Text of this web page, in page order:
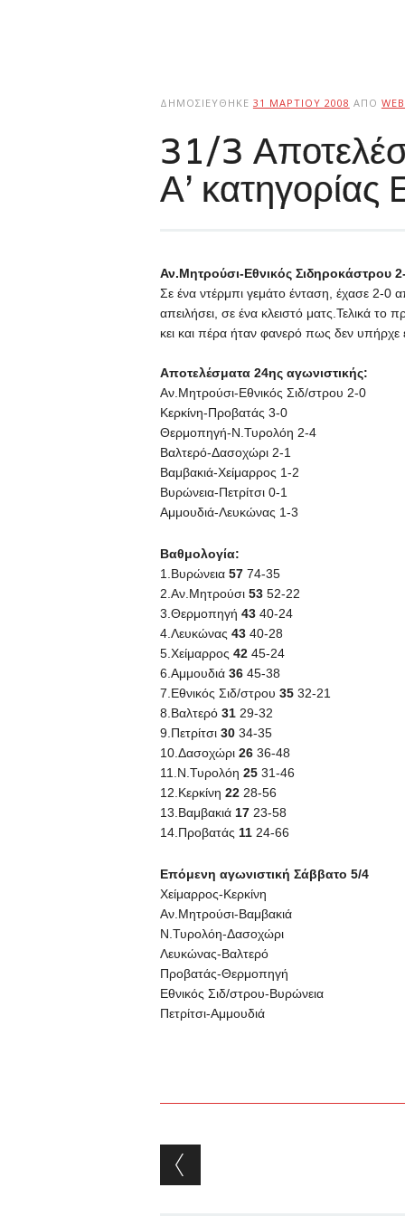
ΔΗΜΟΣΙΕΎΘΗΚΕ 31 ΜΑΡΤΊΟΥ 2008 ΑΠΌ
31/3
Α’
Αν.Μητρούσι-Εθνικός Σιδηροκάστρου
Σε ένα ντέρμπι γεμάτο ένταση, έχασε 2-0
απειλήσει, σε ένα κλειστό ματς.Τελικά
κει και πέρα ήταν φανερό πως δεν υπήρχε
Αποτελέσματα 24ης αγωνιστικής:
Αν.Μητρούσι-Εθνικός Σιδ/στρου 2-0
Κερκίνη-Προβατάς 3-0
Θερμοπηγή-Ν.Τυρολόη 2-4
Βαλτερό-Δασοχώρι 2-1
Βαμβακιά-Χείμαρρος 1-2
Βυρώνεια-Πετρίτσι 0-1
Αμμουδιά-Λευκώνας 1-3
Βαθμολογία:
1.Βυρώνεια 5774-35
2.Αν.Μητρούσι 5352-22
3.Θερμοπηγή 4340-24
4.Λευκώνας 4340-28
5.Χείμαρρος 4245-24
6.Αμμουδιά 3645-38
7.Εθνικός Σιδ/στρου 3532-21
8.Βαλτερό 3129-32
9.Πετρίτσι 30 34-35
10.Δασοχώρι 2636-48
11.Ν.Τυρολόη 2531-46
12.Κερκίνη 22 28-56
13.Βαμβακιά 1723-58
14.Προβατάς 1124-66
Επόμενη αγωνιστική Σάββατο 5/4
Χείμαρρος-Κερκίνη
Αν.Μητρούσι-Βαμβακιά
Ν.Τυρολόη-Δασοχώρι
Λευκώνας-Βαλτερό
Προβατάς-Θερμοπηγή
Εθνικός Σιδ/στρου-Βυρώνεια
Πετρίτσι-Αμμουδιά
Post navigation